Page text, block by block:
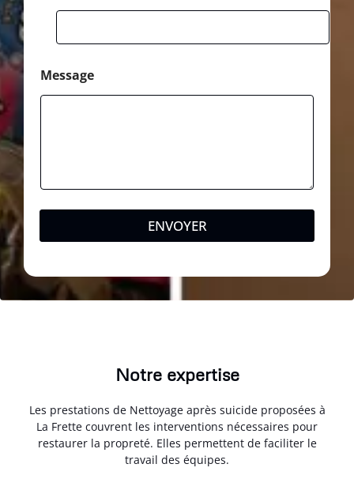
Message
ENVOYER
Notre expertise
Les prestations de Nettoyage après suicide proposées à
La Frette couvrent les interventions nécessaires pour
restaurer la propreté. Elles permettent de faciliter le
travail des équipes.